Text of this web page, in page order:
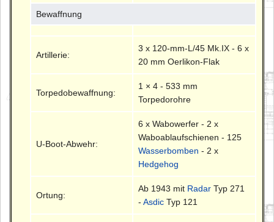
Bewaffnung
Artillerie:
3 x 120-mm-L/45 Mk.IX - 6 x
20 mm Oerlikon-Flak
Torpedobewaffnung:
1 × 4 - 533 mm
Torpedorohre
U-Boot-Abwehr:
6 x Wabowerfer - 2 x
Waboablaufschienen - 125
Wasserbomben - 2 x
Hedgehog
Ortung:
Ab 1943 mit Radar Typ 271
-Asdic Typ 121